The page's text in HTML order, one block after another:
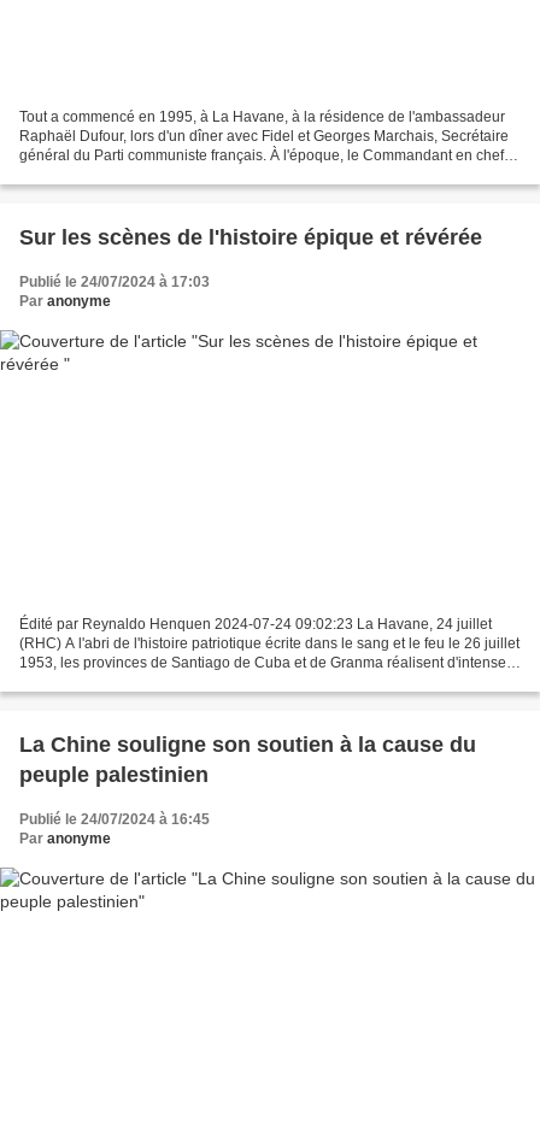
Tout a commencé en 1995, à La Havane, à la résidence de l'ambassadeur
Raphaël Dufour, lors d'un dîner avec Fidel et Georges Marchais, Secrétaire
général du Parti communiste français. À l'époque, le Commandant en chef
Sur les scènes de l'histoire épique et révérée
Publié le 24/07/2024 à 17:03
Par anonyme
Édité par Reynaldo Henquen 2024-07-24 09:02:23 La Havane, 24 juillet
(RHC) A l'abri de l'histoire patriotique écrite dans le sang et le feu le 26 juillet
1953, les provinces de Santiago de Cuba et de Granma réalisent d'intenses
La Chine souligne son soutien à la cause du
peuple palestinien
Publié le 24/07/2024 à 16:45
Par anonyme